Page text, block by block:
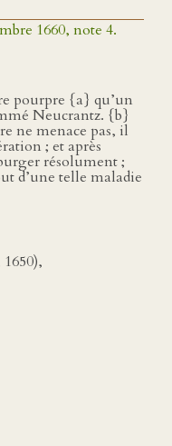
1660, note 4.
pourpre {a} qu’un
Neucrantz. {b}
ne menace pas, il
; et après
résolument ;
d’une telle maladie